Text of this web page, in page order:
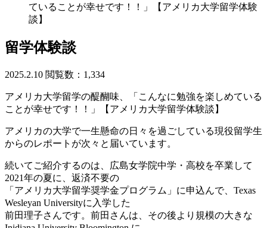
ていることが幸せです！！」【アメリカ大学留学体験
談】
留学体験談
2025.2.10 閲覧数：1,334
アメリカ大学留学の醍醐味、「こんなに勉強を楽しめている
ことが幸せです！！」【アメリカ大学留学体験談】
アメリカの大学で一生懸命の日々を過ごしている現役留学生
からのレポートが次々と届いています。
続いてご紹介するのは、広島女学院中学・高校を卒業して
2021年の夏に、返済不要の
「アメリカ大学留学奨学金プログラム」に申込んで、Texas
Wesleyan Universityに入学した
前田理子さんです。前田さんは、その後より規模の大きな